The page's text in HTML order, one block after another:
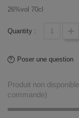
26%vol 70cl
Quantity :
Poser une question
Produit non
commande)